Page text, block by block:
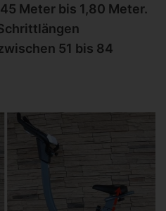
Meter bis 1,80 Meter.
51 bis 84